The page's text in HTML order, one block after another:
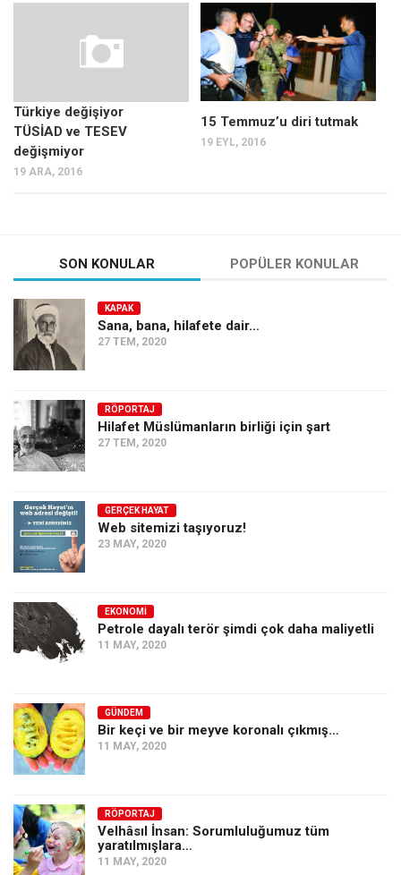
Abir E. Nahas
Bağdagül Öz
Esra Elönü
» Yazar arşivi
Kategoriler
Kültür Sanat
Kitap
Karisi kitap sualleri
Ekonomi
Spor
Sağlık
Gıda-Beslenme
Hayat
Türkiye
Siyaset
Dünya
Asya
Afrika
Amerika
Avustralya
Tarih
Türkiye değişiyor
TÜSİAD ve TESEV
değişmiyor
19 ARA, 2016
15 Temmuz’u diri tutmak
19 EYL, 2016
SON KONULAR POPÜLER KONULAR
KAPAK
Sana, bana, hilafete dair…
27 TEM, 2020
RÖPORTAJ
Hilafet Müslümanların birliği için şart
27 TEM, 2020
GERÇEK HAYAT
Web sitemizi taşıyoruz!
23 MAY, 2020
EKONOMI
Petrole dayalı terör şimdi çok daha maliyetli
11 MAY, 2020
GÜNDEM
Bir keçi ve bir meyve koronalı çıkmış…
11 MAY, 2020
RÖPORTAJ
Velhâsıl İnsan: Sorumluluğumuz tüm
yaratılmışlara…
11 MAY, 2020